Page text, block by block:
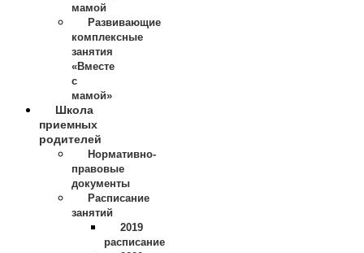
мамой
Развивающие
комплексные
занятия
«Вместе
с
мамой»
Школа
приемных
родителей
Нормативно-
правовые
документы
Расписание
занятий
2019
расписание